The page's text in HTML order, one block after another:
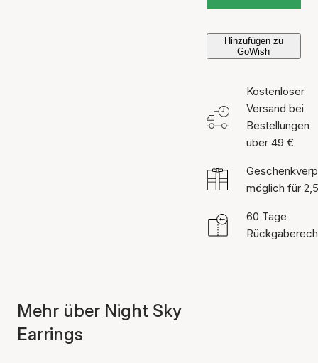
Hinzufügen zu
GoWish
Kostenloser
Versand bei
Bestellungen
über 49 €
möglich für
60 Tage
Mehr über Night Sky
Earrings